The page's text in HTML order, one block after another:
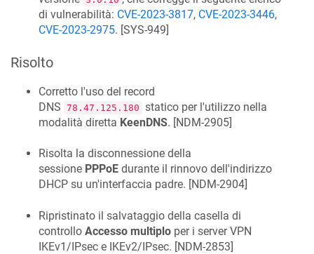
di vulnerabilità: CVE-2023-3817, CVE-2023-3446,
CVE-2023-2975. [SYS-949]
Risolto
Corretto l'uso del record
DNS 78.47.125.180 statico per l'utilizzo nella
modalità diretta KeenDNS. [NDM-2905]
Risolta la disconnessione della
sessione PPPoE durante il rinnovo dell'indirizzo
DHCP su un'interfaccia padre. [NDM-2904]
Ripristinato il salvataggio della casella di
controllo Accesso multiplo per i server VPN
IKEv1/IPsec e IKEv2/IPsec. [NDM-2853]